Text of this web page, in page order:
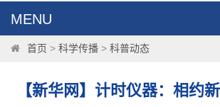
MENU
首页 > 科学传播 > 科普动态
【新华网】计时仪器：相约